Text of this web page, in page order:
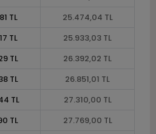
TL
25.474,04 TL
TL
25.933,03 TL
TL
26.392,02 TL
TL
26.851,01 TL
TL
27.310,00 TL
TL
27.769,00 TL